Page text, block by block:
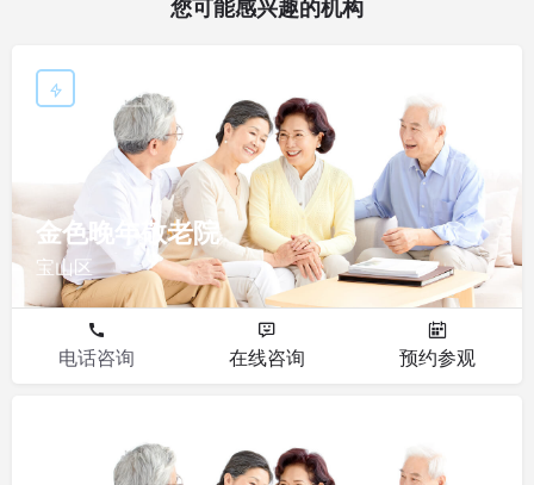
您可能感兴趣的机构
金色晚年敬老院
宝山区
电话咨询 在线咨询 预约参观